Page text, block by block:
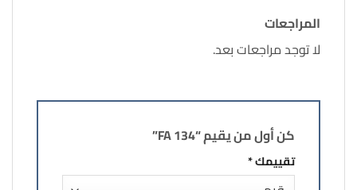
المراجعات
لا توجد مراجعات بعد.
كن أول من يقيم “FA 134”
تقييمك*